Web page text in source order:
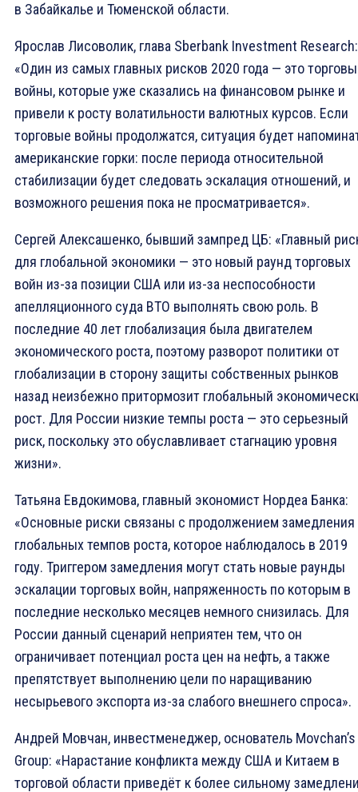
в Забайкалье и Тюменской области.
Ярослав Лисоволик, глава Sberbank Investment Research:
«Один из самых главных рисков 2020 года — это
войны, которые уже сказались на финансовом рынке и
привели к росту волатильности валютных курсов. Если
торговые войны продолжатся, ситуация будет
американские горки: после периода относительной
стабилизации будет следовать эскалация отношений, и
возможного решения пока не просматривается».
Сергей Алексашенко, бывший зампред ЦБ: «Главный
для глобальной экономики — это новый раунд торговых
войн из-за позиции США или из-за неспособности
апелляционного суда ВТО выполнять свою роль. В
последние 40 лет глобализация была двигателем
экономического роста, поэтому разворот политики от
глобализации в сторону защиты собственных рынков
назад неизбежно притормозит глобальный
рост. Для России низкие темпы роста — это серьезный
риск, поскольку это обуславливает стагнацию уровня
жизни».
Татьяна Евдокимова, главный экономист Нордеа Банка:
«Основные риски связаны с продолжением замедления
глобальных темпов роста, которое наблюдалось в 2019
году. Триггером замедления могут стать новые раунды
эскалации торговых войн, напряженность по которым в
последние несколько месяцев немного снизилась. Для
России данный сценарий неприятен тем, что он
ограничивает потенциал роста цен на нефть, а также
препятствует выполнению цели по наращиванию
несырьевого экспорта из-за слабого внешнего спроса».
Андрей Мовчан, инвестменеджер, основатель Movchan’s
Group: «Нарастание конфликта между США и Китаем в
торговой области приведёт к более сильному